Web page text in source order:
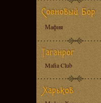
Мафия
Mafia Club